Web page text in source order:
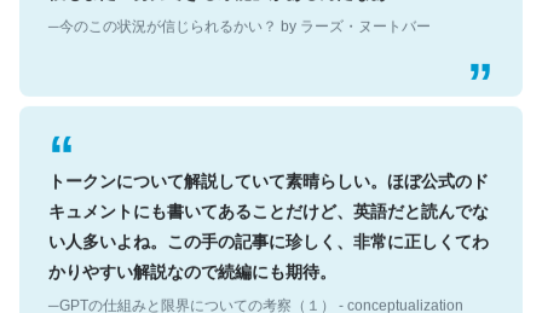
トークンについて解説していて素晴らしい。ほぼ公式のド
キュメントにも書いてあることだけど、英語だと読んでな
い人多いよね。この手の記事に珍しく、非常に正しくてわ
かりやすい解説なので続編にも期待。